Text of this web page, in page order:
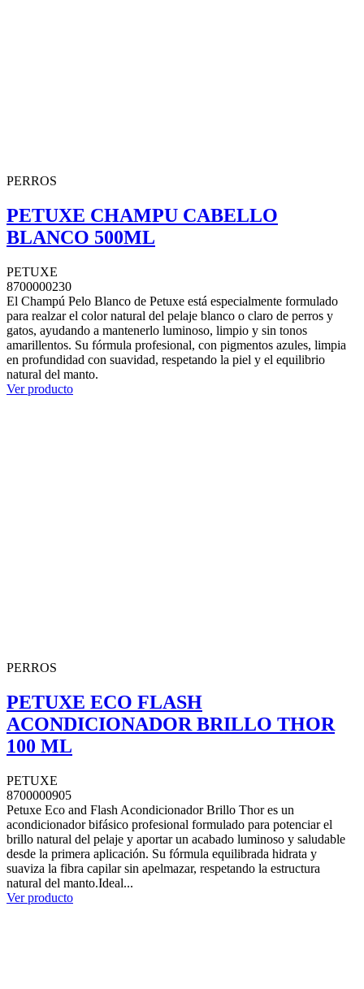
PERROS
PETUXE CHAMPU CABELLO
BLANCO 500ML
PETUXE
8700000230
El Champú Pelo Blanco de Petuxe está especialmente formulado
para realzar el color natural del pelaje blanco o claro de perros y
gatos, ayudando a mantenerlo luminoso, limpio y sin tonos
amarillentos. Su fórmula profesional, con pigmentos azules, limpia
en profundidad con suavidad, respetando la piel y el equilibrio
natural del manto.
Ver producto
PERROS
PETUXE ECO FLASH
ACONDICIONADOR BRILLO THOR
100 ML
PETUXE
8700000905
Petuxe Eco and Flash Acondicionador Brillo Thor es un
acondicionador bifásico profesional formulado para potenciar el
brillo natural del pelaje y aportar un acabado luminoso y saludable
desde la primera aplicación. Su fórmula equilibrada hidrata y
suaviza la fibra capilar sin apelmazar, respetando la estructura
natural del manto.Ideal...
Ver producto